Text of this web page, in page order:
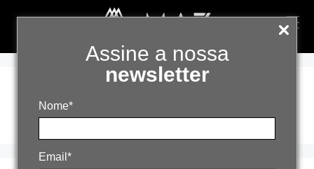
Assine a nossa
newsletter
Nome*
Email*
Gestão Comercial